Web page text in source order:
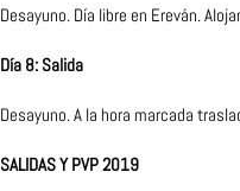
Desayuno. Día libre en Ereván.
Día 8: Salida
Desayuno. A la hora marcada
SALIDAS Y PVP 2019